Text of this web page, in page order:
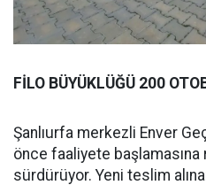
FİLO BÜYÜKLÜĞÜ 200
Şanlıurfa merkezli Enver
önce faaliyete
sürdürüyor. Yeni teslim